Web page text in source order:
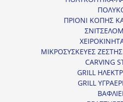
ΠΡΙΟΝΙ ΚΟΠΗΣ
ΜΙΚΡΟΣΥΣΚΕΥΕΣ
CARVING
GRILL
GRILL